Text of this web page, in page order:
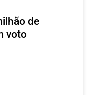
de
voto